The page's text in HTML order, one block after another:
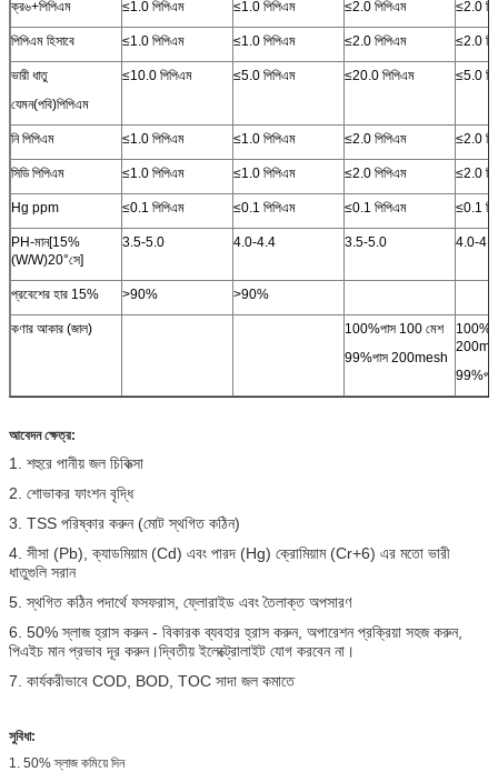
ক্র৬+পিপিএম ≤1.0 পিপিএম ≤1.0 পিপিএম ≤2.0 পিপিএম ≤2.0
পিপিএম হিসাবে ≤1.0 পিপিএম ≤1.0 পিপিএম ≤2.0 পিপিএম ≤2.0
ভারী ধাতু
যেমন(পবি)পিপিএম
≤10.0 পিপিএম ≤5.0 পিপিএম ≤20.0 পিপিএম ≤5.0
নি পিপিএম ≤1.0 পিপিএম ≤1.0 পিপিএম ≤2.0 পিপিএম ≤2.0
সিডি পিপিএম ≤1.0 পিপিএম ≤1.0 পিপিএম ≤2.0 পিপিএম ≤2.0
Hg ppm ≤0.1 পিপিএম ≤0.1 পিপিএম ≤0.1 পিপিএম ≤0.1
PH-মান[15%
(W/W)20°সে]
3.5-5.0 4.0-4.4 3.5-5.0 4.0-4.4
প্রবেশের হার 15% >90% >90%
কণার আকার (জাল) 100%পাস 100 মেশ
99%পাস 200mesh
100%
99%
আবেদন ক্ষেত্র:
1. শহুরে পানীয় জল চিকিত্সা
2. শোভাকর ফাংশন বৃদ্ধি
3. TSS পরিষ্কার করুন (মোট স্থগিত কঠিন)
4. সীসা (Pb), ক্যাডমিয়াম (Cd) এবং পারদ (Hg) ক্রোমিয়াম (Cr+6) এর মতো ভারী
ধাতুগুলি সরান
5. স্থগিত কঠিন পদার্থে ফসফরাস, ফ্লোরাইড এবং তৈলাক্ত অপসারণ
6. 50% স্লাজ হ্রাস করুন - বিকারক ব্যবহার হ্রাস করুন, অপারেশন প্রক্রিয়া সহজ করুন,
পিএইচ মান প্রভাব দূর করুন।দ্বিতীয় ইলেক্ট্রোলাইট যোগ করবেন না।
7. কার্যকরীভাবে COD, BOD, TOC সাদা জল কমাতে
সুবিধা:
1. 50% স্লাজ কমিয়ে দিন